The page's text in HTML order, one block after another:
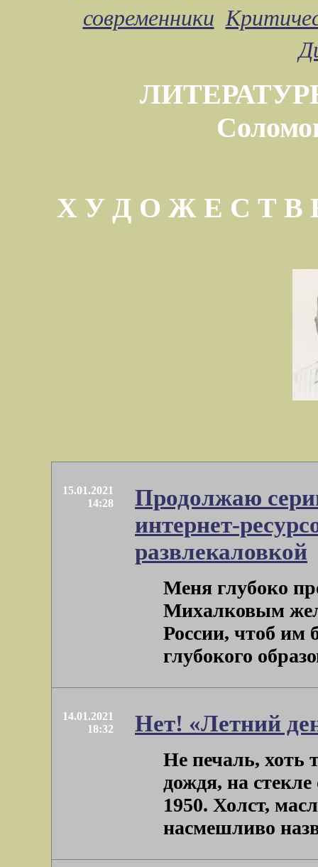
современники
Х У Д О Ж Е С Т
15.01.2021
14:28
Продолжаю
интернет-
развлекаловкой
Меня глубоко
Михалковым
России, чтоб им
глубокого
14.01.2021
18:32
Нет! «Летний
Не печаль, хоть
дождя, на
1950. Холст,
насмешливо